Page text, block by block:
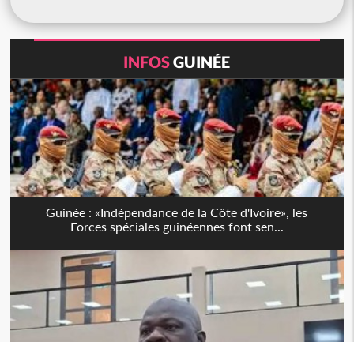
INFOSGUINÉE
Guinée : «Indépendance de la Côte d'Ivoire», les
Forces spéciales guinéennes font sen...